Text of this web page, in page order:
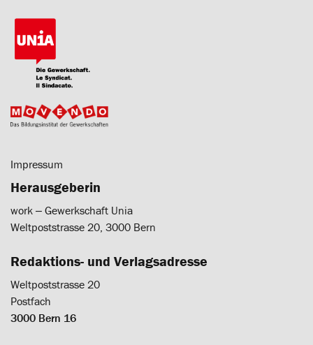
Impressum
Herausgeberin
work ‒ Gewerkschaft Unia
Weltpoststrasse 20, 3000 Bern
Redaktions- und Verlagsadresse
Weltpoststrasse 20
Postfach
3000 Bern 16